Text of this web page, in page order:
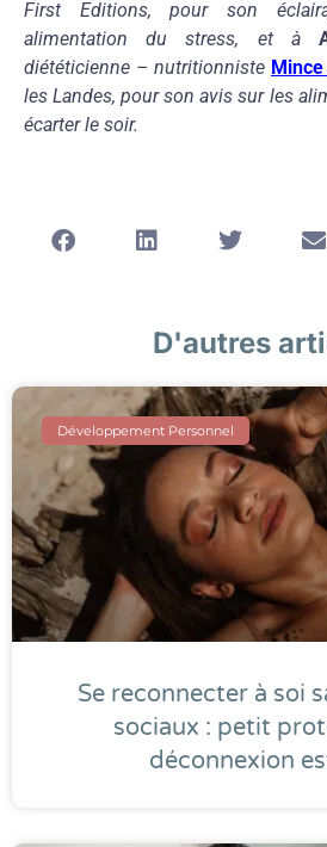
First Editions, pour son
alimentation du stress, et à
diététicienne – nutritionniste
les Landes, pour son avis sur les
écarter le soir.
D'autres
Développement Personnel
Se reconnecter à soi
sociaux : petit
déconnexion